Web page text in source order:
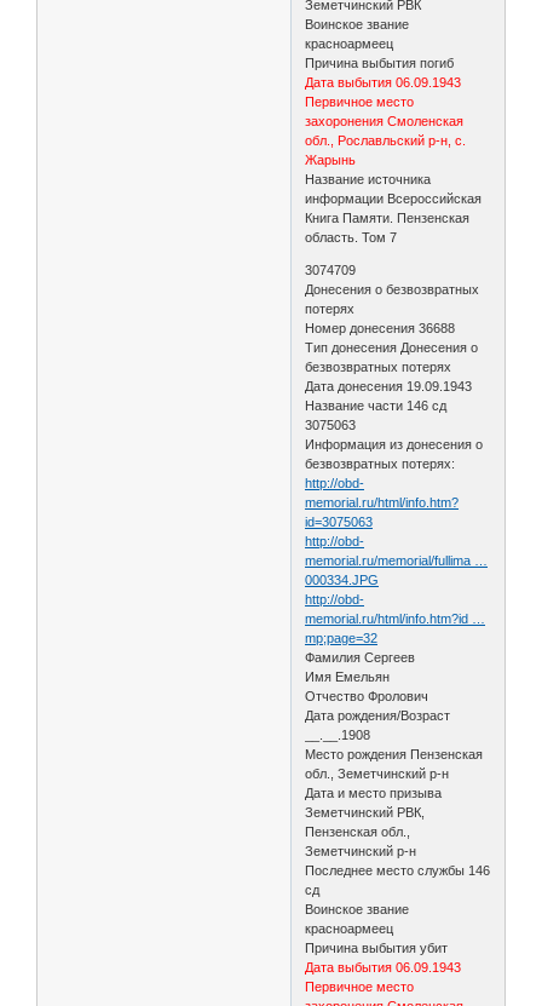
Земетчинский РВК
Воинское звание
красноармеец
Причина выбытия погиб
Дата выбытия 06.09.1943
Первичное место
захоронения Смоленская
обл., Рославльский р-н, с.
Жарынь
Название источника
информации Всероссийская
Книга Памяти. Пензенская
область. Том 7
3074709
Донесения о безвозвратных
потерях
Номер донесения 36688
Тип донесения Донесения о
безвозвратных потерях
Дата донесения 19.09.1943
Название части 146 сд
3075063
Информация из донесения о
безвозвратных потерях:
http://obd-
memorial.ru/html/info.htm?
id=3075063
http://obd-
memorial.ru/memorial/fullima …
000334.JPG
http://obd-
memorial.ru/html/info.htm?id …
mp;page=32
Фамилия Сергеев
Имя Емельян
Отчество Фролович
Дата рождения/Возраст
__.__.1908
Место рождения Пензенская
обл., Земетчинский р-н
Дата и место призыва
Земетчинский РВК,
Пензенская обл.,
Земетчинский р-н
Последнее место службы 146
сд
Воинское звание
красноармеец
Причина выбытия убит
Дата выбытия 06.09.1943
Первичное место